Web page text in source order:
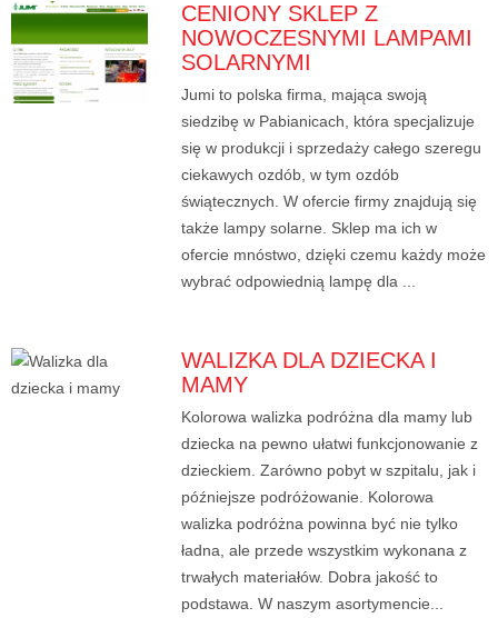
CENIONY SKLEP Z
NOWOCZESNYMI LAMPAMI
SOLARNYMI
Jumi to polska firma, mająca swoją
siedzibę w Pabianicach, która specjalizuje
się w produkcji i sprzedaży całego szeregu
ciekawych ozdób, w tym ozdób
świątecznych. W ofercie firmy znajdują się
także lampy solarne. Sklep ma ich w
ofercie mnóstwo, dzięki czemu każdy może
wybrać odpowiednią lampę dla ...
WALIZKA DLA DZIECKA I
MAMY
Kolorowa walizka podróżna dla mamy lub
dziecka na pewno ułatwi funkcjonowanie z
dzieckiem. Zarówno pobyt w szpitalu, jak i
późniejsze podróżowanie. Kolorowa
walizka podróżna powinna być nie tylko
ładna, ale przede wszystkim wykonana z
trwałych materiałów. Dobra jakość to
podstawa. W naszym asortymencie...